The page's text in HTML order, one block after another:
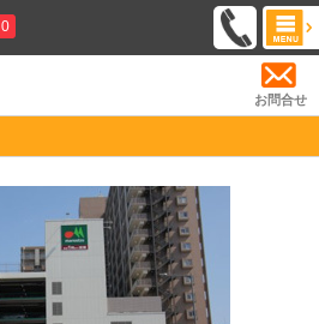
0
お問合せ